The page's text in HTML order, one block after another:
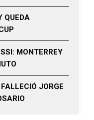
QUEDA
MONTERREY
JORGE